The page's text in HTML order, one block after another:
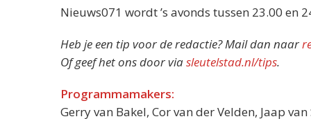
Nieuws071 wordt ’s avonds tussen 23.00 en
Heb je een tip voor de redactie? Mail dan naar
Of geef het ons door viasleutelstad.nl/tips.
Programmamakers:
Gerry van Bakel, Cor van der Velden, Jaap